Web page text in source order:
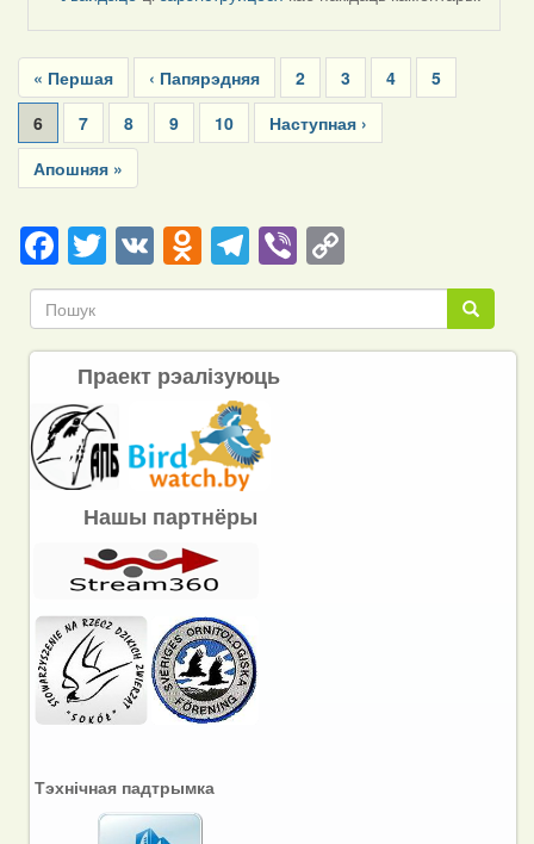
Pagination
First
page
« Першая
Previous
page
‹ Папярэдняя Page
2 Page
3 Page
4 Page
5
Current
page
6 Page
7 Page
8 Page
9 Page
10
Next
page
Наступная ›
Last
page
Апошняя »
Facebook
Twitter
VKOdnoklassniki
Telegram
ViberCopy
Link Пошук
Пошук
Праект рэалізуюць
Нашы партнёры
Тэхнічная падтрымка